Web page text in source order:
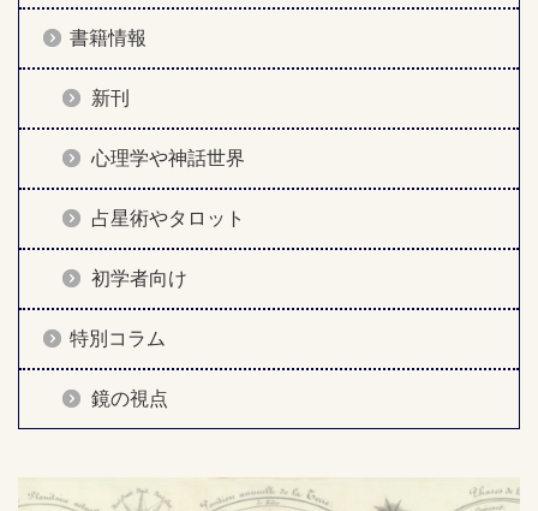
書籍情報
新刊
心理学や神話世界
占星術やタロット
初学者向け
特別コラム
鏡の視点